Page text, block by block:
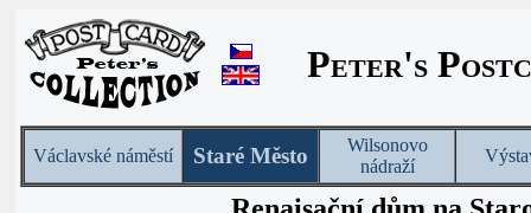
Peter's
Václavské náměstí Staré Město
Wilsonovo
nádraží